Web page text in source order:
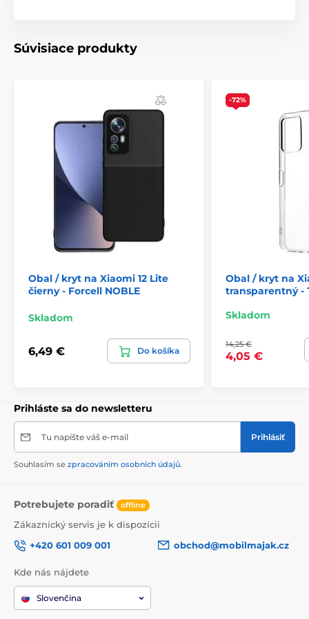
Súvisiace produkty
Obal / kryt na Xiaomi 12 Lite
čierny - Forcell NOBLE
Skladom
6,49 € Do košíka
-72%
Obal / kryt na
transparentný -
Skladom
14,25 €
4,05 €
Prihláste sa do newsletteru
Tu napíšte váš e-mail Prihlásiť
Souhlasím se zpracováním osobních údajů.
Potrebujete poradiť offline
Zákaznický servis je k dispozícii
+420 601 009 001
obchod@mobilmajak.cz
Kde nás nájdete
Slovenčina